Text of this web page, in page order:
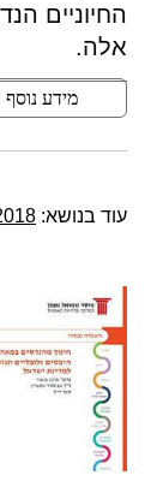
החיוניים
אלה.
מידע
עוד בנושא: